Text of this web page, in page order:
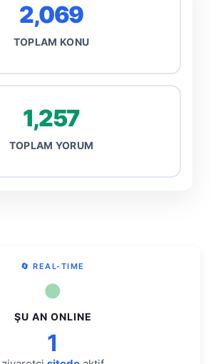
2,069
TOPLAM KONU
1,257
TOPLAM YORUM
🔄 REAL-TIME
●
ŞU AN ONLINE
1